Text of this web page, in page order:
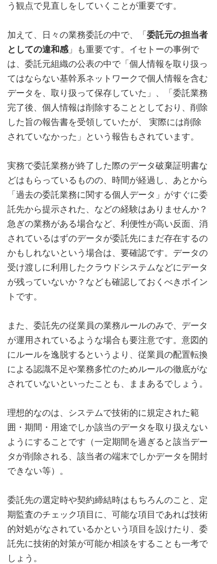
う観点で見直しをしていくことが重要です。
加えて、日々の業務委託の中で、「 委託元の担当者
としての違和感」も重要です。イセトーの事例で
は、委託元組織の公表の中で「個人情報を取り扱っ
てはならない基幹系ネットワークで個人情報を含む
データを、取り扱って保存していた」、「委託業務
完了後、個人情報は削除することとしており、削除
した旨の報告書を受領していたが、 実際には削除
されていなかった」という報告もされています。
実務で委託業務が終了した際のデータ破棄証明書な
どはもらっているものの、時間が経過し、あとから
「過去の委託業務に関する個人データ」がすぐに委
託先から提示された、などの経験はありませんか？
急ぎの業務がある場合など、利便性が高い反面、消
されているはずのデータが委託先にまだ存在するの
かもしれないという場合は、要確認です。データの
受け渡しに利用したクラウドシステムなどにデータ
が残っていないか？なども確認しておくべきポイン
トです。
また、委託先の従業員の業務ルールのみで、データ
が運用されているような場合も要注意です。意図的
にルールを逸脱するというより、従業員の配置転換
による認識不足や業務多忙のためルールの徹底がな
されていないといったことも、ままあるでしょう。
理想的なのは、システムで技術的に規定された範
囲・期間・用途でしか該当のデータを取り扱えない
ようにすることです（一定期間を過ぎると該当デー
タが削除される、該当者の端末でしかデータを開封
できない等）。
委託先の選定時や契約締結時はもちろんのこと、定
期監査のチェック項目に、可能な項目であれば技術
的対処がなされているかという項目を設けたり、委
託先に技術的対策が可能か相談をすることも一考で
しょう。